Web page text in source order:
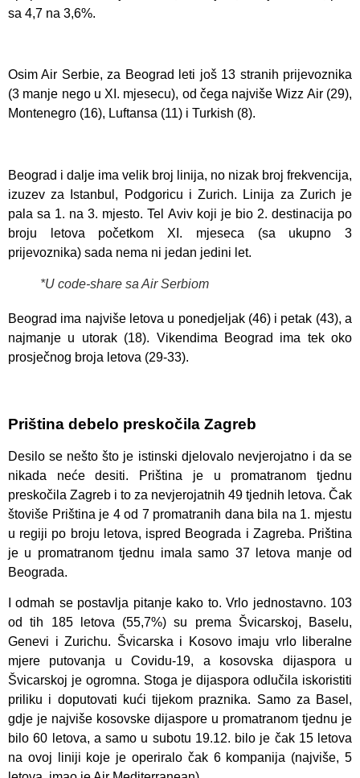
sa 4,7 na 3,6%.
Osim Air Serbie, za Beograd leti još 13 stranih prijevoznika
(3 manje nego u XI. mjesecu), od čega najviše Wizz Air (29),
Montenegro (16), Luftansa (11) i Turkish (8).
Beograd i dalje ima velik broj linija, no nizak broj frekvencija,
izuzev za Istanbul, Podgoricu i Zurich. Linija za Zurich je
pala sa 1. na 3. mjesto. Tel Aviv koji je bio 2. destinacija po
broju letova početkom XI. mjeseca (sa ukupno 3
prijevoznika) sada nema ni jedan jedini let.
*U code-share sa Air Serbiom
Beograd ima najviše letova u ponedjeljak (46) i petak (43), a
najmanje u utorak (18). Vikendima Beograd ima tek oko
prosječnog broja letova (29-33).
Priština debelo preskočila Zagreb
Desilo se nešto što je istinski djelovalo nevjerojatno i da se
nikada neće desiti. Priština je u promatranom tjednu
preskočila Zagreb i to za nevjerojatnih 49 tjednih letova. Čak
štoviše Priština je 4 od 7 promatranih dana bila na 1. mjestu
u regiji po broju letova, ispred Beograda i Zagreba. Priština
je u promatranom tjednu imala samo 37 letova manje od
Beograda.
I odmah se postavlja pitanje kako to. Vrlo jednostavno. 103
od tih 185 letova (55,7%) su prema Švicarskoj, Baselu,
Genevi i Zurichu. Švicarska i Kosovo imaju vrlo liberalne
mjere putovanja u Covidu-19, a kosovska dijaspora u
Švicarskoj je ogromna. Stoga je dijaspora odlučila iskoristiti
priliku i doputovati kući tijekom praznika. Samo za Basel,
gdje je najviše kosovske dijaspore u promatranom tjednu je
bilo 60 letova, a samo u subotu 19.12. bilo je čak 15 letova
na ovoj liniji koje je operiralo čak 6 kompanija (najviše, 5